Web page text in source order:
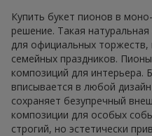
Купить букет пионов в
решение. Такая
для официальных
семейных праздников.
композиций для интерьера.
вписывается в любой
сохраняет безупречный
композиции для особых
строгий, но эстетически